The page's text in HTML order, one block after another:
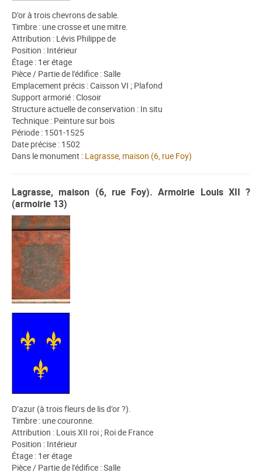
D’or à trois chevrons de sable.
Timbre : une crosse et une mitre.
Attribution : Lévis Philippe de
Position : Intérieur
Étage : 1er étage
Pièce / Partie de l'édifice : Salle
Emplacement précis : Caisson VI ; Plafond
Support armorié : Closoir
Structure actuelle de conservation : In situ
Technique : Peinture sur bois
Période : 1501-1525
Date précise : 1502
Dans le monument : Lagrasse, maison (6, rue Foy)
Lagrasse, maison (6, rue Foy). Armoirie Louis XII ?
(armoirie 13)
D’azur (à trois fleurs de lis d’or ?).
Timbre : une couronne.
Attribution : Louis XII roi ; Roi de France
Position : Intérieur
Étage : 1er étage
Pièce / Partie de l'édifice : Salle